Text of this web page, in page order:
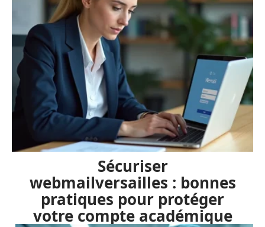
Sécuriser
webmailversailles : bonnes
pratiques pour protéger
votre compte académique